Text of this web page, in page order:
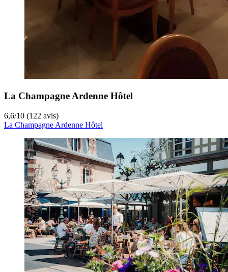
La Champagne Ardenne Hôtel
6,6/10 (122 avis)
La Champagne Ardenne Hôtel